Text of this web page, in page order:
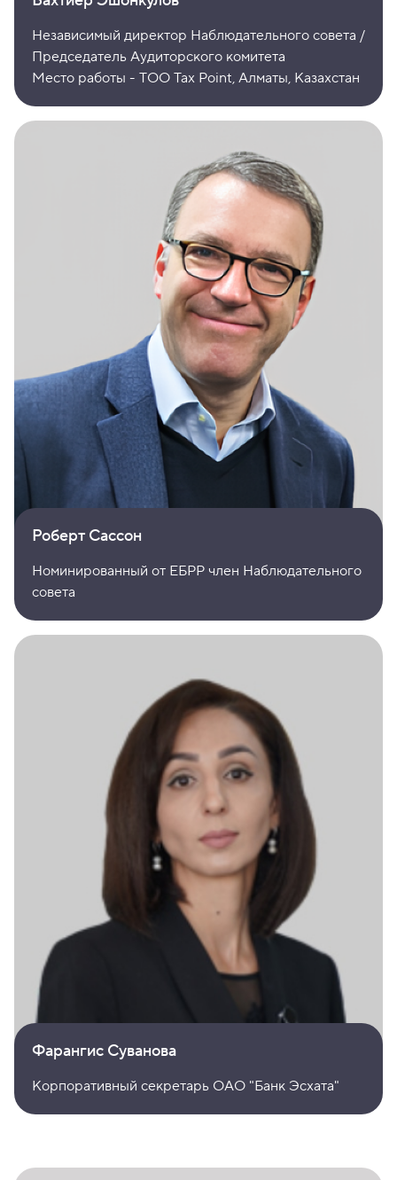
Независимый директор Наблюдательного совета /
Председатель Аудиторского комитета
Место работы - ТОО Tax Point, Алматы, Казахстан
Роберт Сассон
Номинированный от ЕБРР член Наблюдательного
совета
Фарангис Суванова
Корпоративный секретарь ОАО "Банк Эсхата"